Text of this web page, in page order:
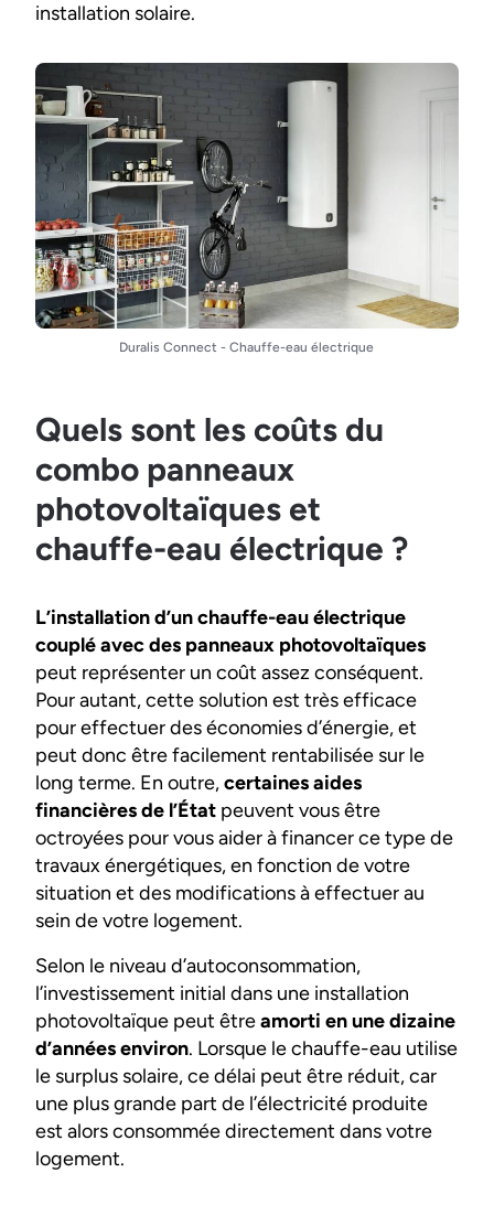
installation solaire.
Duralis Connect - Chauffe-eau électrique
Quels sont les coûts du
combo panneaux
photovoltaïques et
chauffe-eau électrique ?
L’installation d’un chauffe-eau électrique
couplé avec des panneaux photovoltaïques
peut représenter un coût assez conséquent.
Pour autant, cette solution est très efficace
pour effectuer des économies d’énergie, et
peut donc être facilement rentabilisée sur le
long terme. En outre,certaines aides
financières de l’État peuvent vous être
octroyées pour vous aider à financer ce type de
travaux énergétiques, en fonction de votre
situation et des modifications à effectuer au
sein de votre logement.
Selon le niveau d’autoconsommation,
l’investissement initial dans une installation
photovoltaïque peut êtreamorti en une dizaine
d’années environ. Lorsque le chauffe-eau utilise
le surplus solaire, ce délai peut être réduit, car
une plus grande part de l’électricité produite
est alors consommée directement dans votre
logement.